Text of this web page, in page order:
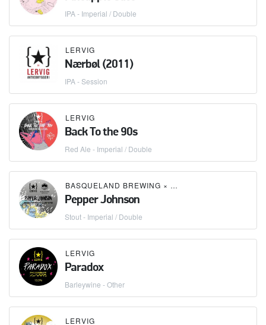
IPA - Imperial / Double
LERVIG
Nærbøl (2011)
IPA - Session
LERVIG
Back To the 90s
Red Ale - Imperial / Double
BASQUELAND BREWING × LERVIG
Pepper Johnson
Stout - Imperial / Double
LERVIG
Paradox
Barleywine - Other
LERVIG